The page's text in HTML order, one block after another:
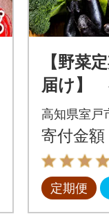
【野菜
届け】
野菜詰
品 レシ
冬の野
高知県室戸
寄付金額
定期便